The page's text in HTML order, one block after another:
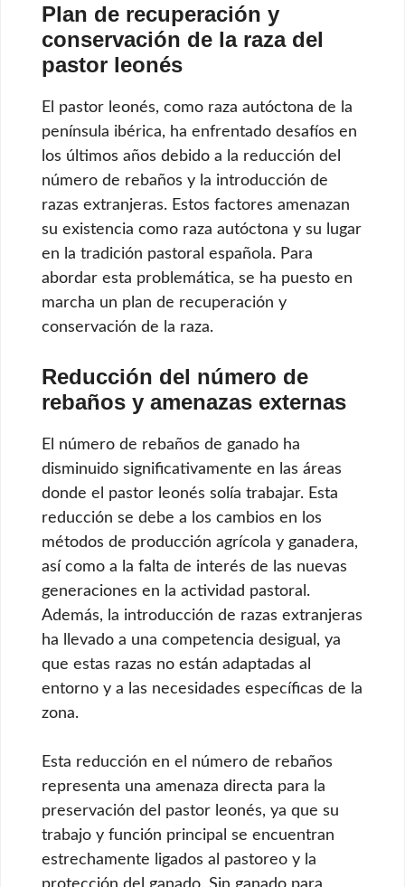
Plan de recuperación y
conservación de la raza del
pastor leonés
El pastor leonés, como raza autóctona de la
península ibérica, ha enfrentado desafíos en
los últimos años debido a la reducción del
número de rebaños y la introducción de
razas extranjeras. Estos factores amenazan
su existencia como raza autóctona y su lugar
en la tradición pastoral española. Para
abordar esta problemática, se ha puesto en
marcha un plan de recuperación y
conservación de la raza.
Reducción del número de
rebaños y amenazas externas
El número de rebaños de ganado ha
disminuido significativamente en las áreas
donde el pastor leonés solía trabajar. Esta
reducción se debe a los cambios en los
métodos de producción agrícola y ganadera,
así como a la falta de interés de las nuevas
generaciones en la actividad pastoral.
Además, la introducción de razas extranjeras
ha llevado a una competencia desigual, ya
que estas razas no están adaptadas al
entorno y a las necesidades específicas de la
zona.
Esta reducción en el número de rebaños
representa una amenaza directa para la
preservación del pastor leonés, ya que su
trabajo y función principal se encuentran
estrechamente ligados al pastoreo y la